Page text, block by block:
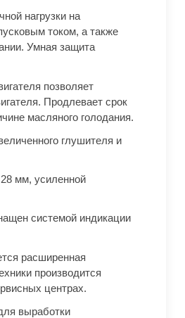
нагрузки на
током, а также
Умная защита
позволяет
Продлевает срок
масляного голодания.
глушителя и
мм, усиленной
системой индикации
расширенная
производится
центрах.
выработки